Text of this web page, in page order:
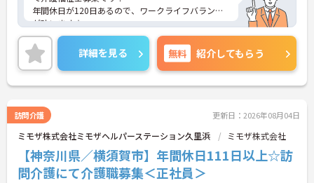
年間休日が120日あるので、ワークライフバランス
が叶います☆
また、住宅手当がある為、生活面の負担を軽減し、
安心して長く勤務していただけます♪
さらに、マイカー通勤可能なので通勤らくらくです
◎
ご興味のある方には、面接対策ポイントなど、さら
さい！
詳細を見る 無料 紹介してもらう
訪問介護 更新日：2026年08月04日
ミモザ株式会社ミモザヘルパーステーション久里浜 ミモザ株式会社
【神奈川県／横須賀市】年間休日111日以上☆訪
問介護にて介護職募集＜正社員＞